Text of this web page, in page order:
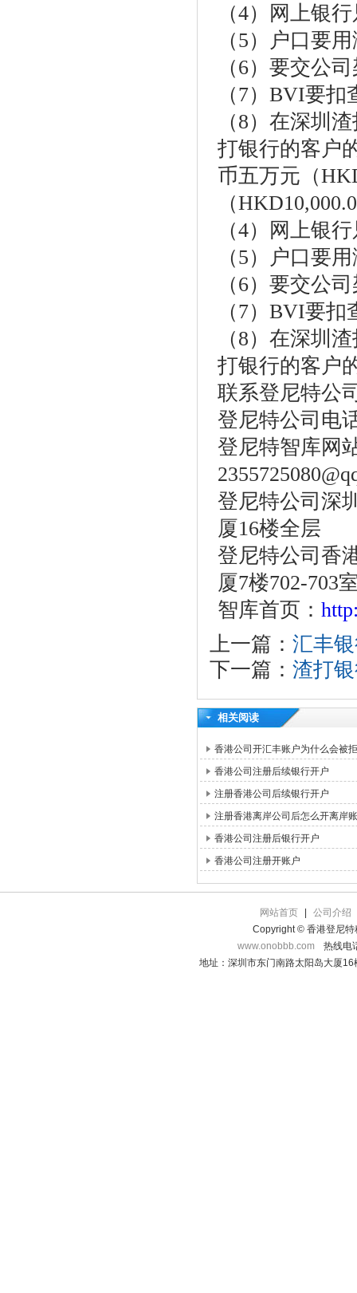
（4）网上银
（5）户口要
（6）要交公
（7）BVI要
（8）在深圳
打银行的客户
币五万元（
（
（4）网上银
（5）户口要
（6）要交公
（7）BVI要
（8）在深圳
打银行的客户
联系登尼特公
登尼特公司电
登尼特智库网
登尼特公司深
厦16楼全层
登尼特公司香
厦7楼702-703
智库首页：
上一篇： 汇丰
下一篇： 渣打
相关阅读
香港公司开汇丰账户为什么会被
香港公司注册后续银行开户
注册香港公司后续银行开户
注册香港离岸公司后怎么开离岸
香港公司注册后银行开户
香港公司注册开账户
网站首页
公司介绍
Copyright © 香港登尼特
www.onobbb.com
热线电
地址：深圳市东门南路太阳岛大厦